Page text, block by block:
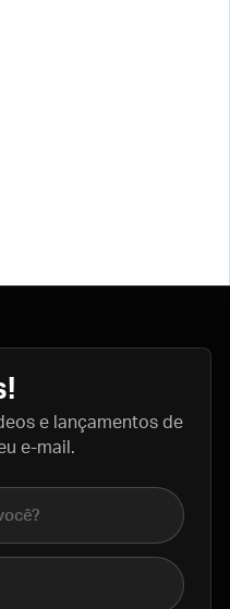
e lançamentos de
e-mail.